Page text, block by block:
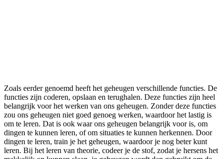
Zoals eerder genoemd heeft het geheugen verschillende functies. De
functies zijn coderen, opslaan en terughalen. Deze functies zijn heel
belangrijk voor het werken van ons geheugen. Zonder deze functies
zou ons geheugen niet goed genoeg werken, waardoor het lastig is
om te leren. Dat is ook waar ons geheugen belangrijk voor is, om
dingen te kunnen leren, of om situaties te kunnen herkennen. Door
dingen te leren, train je het geheugen, waardoor je nog beter kunt
leren. Bij het leren van theorie, codeer je de stof, zodat je hersens het